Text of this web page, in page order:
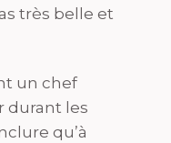
très belle et
un chef
durant les
qu’à